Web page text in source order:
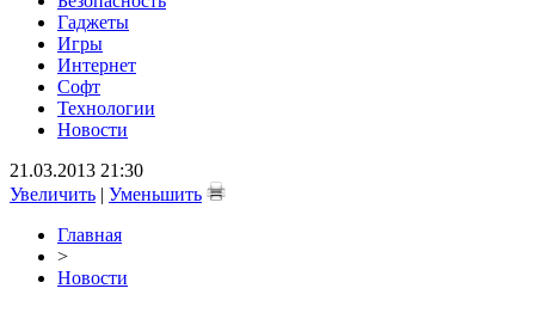
Гаджеты
Игры
Интернет
Софт
Технологии
Новости
21.03.2013 21:30
Увеличить | Уменьшить
Главная
>
Новости